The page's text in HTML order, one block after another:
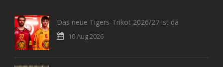
Das neue Tigers-Trikot 2026/27 ist da
10 Aug 2026